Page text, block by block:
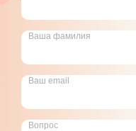
Ваша фамилия
Ваш email
Вопрос